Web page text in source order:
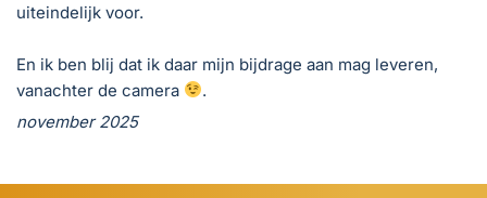
uiteindelijk voor.
En ik ben blij dat ik daar mijn bijdrage aan mag leveren,
vanachter de camera
.
november 2025